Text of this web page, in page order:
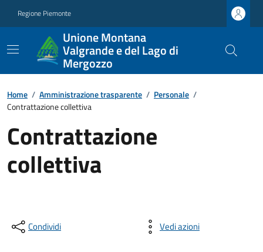
Regione Piemonte
Unione Montana
Valgrande e del Lago di
Mergozzo
Home / Amministrazione trasparente / Personale /
Contrattazione collettiva
Contrattazione
collettiva
Condividi Vedi azioni